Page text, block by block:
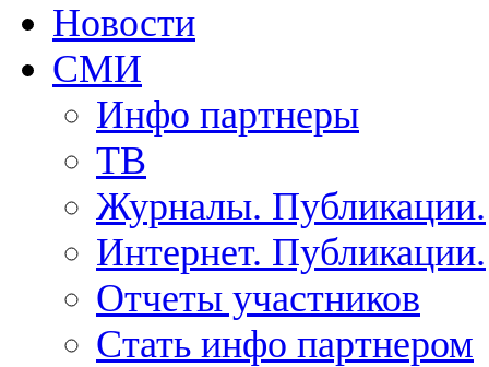
Новости
СМИ
Инфо партнеры
ТВ
Журналы. Публикации.
Интернет. Публикации.
Отчеты участников
Стать инфо партнером